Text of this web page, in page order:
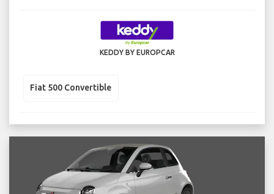
KEDDY BY EUROPCAR
Fiat 500 Convertible